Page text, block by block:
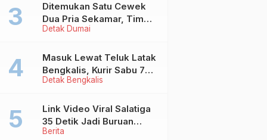
Detak Dumai
Ditemukan Satu Cewek
Dua Pria Sekamar, Tim
Yustisi Dumai Garuk
Mesum
Detak Bengkalis
Masuk Lewat Teluk Latak
Bengkalis, Kurir Sabu 7
Kilo Diringkus di
Berita
Link Video Viral Salatiga
35 Detik Jadi Buruan
Netizen